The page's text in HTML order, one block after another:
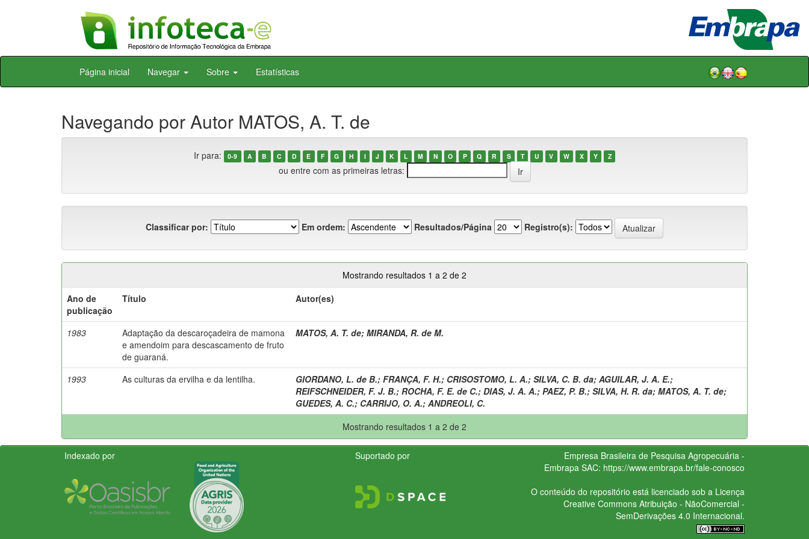
Skip
Página inicial Navegar Sobre Estatísticas
Navegando por Autor MATOS, A. T. de
Ir para: 0-9 A B C D E F G H I J K L M N O P Q R S T U V W X Y Z
ou entre com as primeiras letras:
Classificar por: Em ordem: Resultados/Página Registro(s):
Mostrando resultados 1 a 2 de 2
Ano de
publicação
Título Autor(es)
1983
Adaptação da descaroçadeira de mamona
e amendoim para descascamento de fruto
de guaraná.
MATOS, A. T. de; MIRANDA, R. de M.
1993 As culturas da ervilha e da lentilha. GIORDANO, L. de B.; FRANÇA, F. H.; CRISOSTOMO, L. A.; SILVA, C. B. da; AGUILAR, J. A. E.;
REIFSCHNEIDER, F. J. B.; ROCHA, F. E. de C.; DIAS, J. A. A.; PAEZ, P. B.; SILVA, H. R. da; MATOS, A. T. de;
GUEDES, A. C.; CARRIJO, O. A.; ANDREOLI, C.
Mostrando resultados 1 a 2 de 2
Indexado por Suportado por
Empresa Brasileira de Pesquisa Agropecuária -
Embrapa SAC: https://www.embrapa.br/fale-conosco
O conteúdo do repositório está licenciado sob a Licença
Creative CommonsAtribuição - NãoComercial -
SemDerivações 4.0 Internacional.